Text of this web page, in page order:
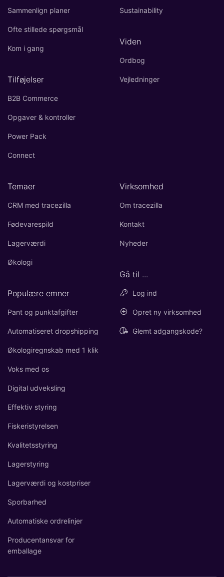
Sammenlign planer
Ofte stillede spørgsmål
Kom i gang
Tilføjelser
B2B Commerce
Opgaver & kontroller
Power Pack
Connect
Sustainability
Viden
Ordbog
Vejledninger
Temaer
CRM med tracezilla
Fødevarespild
Lagerværdi
Økologi
Populære emner
Pant og punktafgifter
Automatiseret dropshipping
Økologiregnskab med 1 klik
Voks med os
Digital udveksling
Effektiv styring
Fiskeristyrelsen
Kvalitetsstyring
Lagerstyring
Lagerværdi og kostpriser
Sporbarhed
Automatiske ordrelinjer
Producentansvar for
emballage
Virksomhed
Om tracezilla
Kontakt
Nyheder
Gå til ...
Log ind
Opret ny virksomhed
Glemt adgangskode?